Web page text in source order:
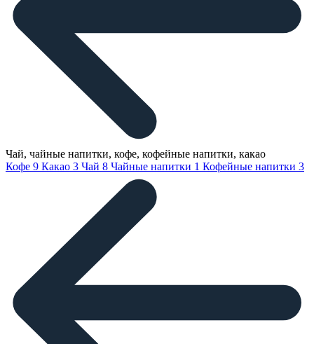
Чай, чайные напитки, кофе, кофейные напитки, какао
Кофе 9 Какао 3 Чай 8 Чайные напитки 1 Кофейные напитки 3